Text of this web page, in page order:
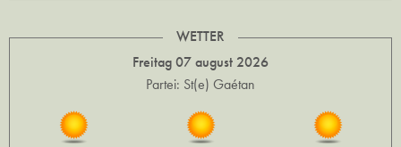
WETTER
Freitag 07 august 2026
Partei: St(e) Gaétan